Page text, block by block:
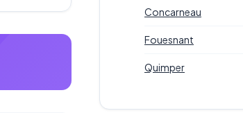
Concarneau
Fouesnant
Quimper